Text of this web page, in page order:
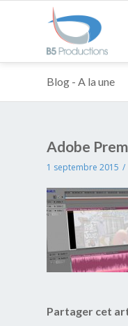
Blog - A la une
Adobe
1 septembre 2015 /
Partager cet